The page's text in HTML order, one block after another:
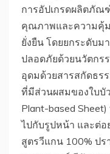
การอัปเกรดผลิตภัณ
คุณภาพและความคุ้ม
ยั่งยืน โดยยกระดับ
ปลอดภัยด้วยนวัตกร
อุดมด้วยสารสกัดธร
ที่มีส่วนผสมของใบบั
Plant-based
ไปกับรูปหน้า และต่
สูตรวีแกน 100% ปร